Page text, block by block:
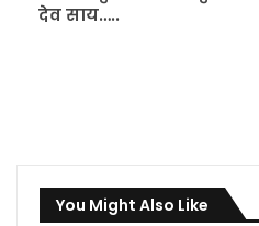
देव साय…..
You Might Also Like